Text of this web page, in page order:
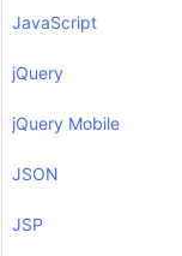
JavaScript
jQuery
jQuery Mobile
JSON
JSP